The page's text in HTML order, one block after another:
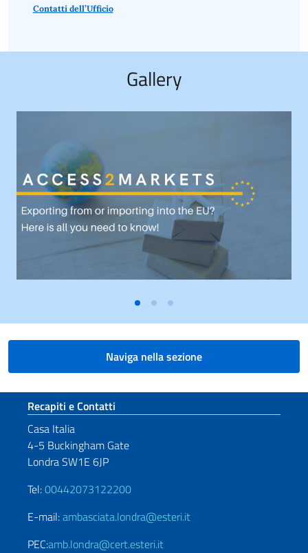
Contatti dell’Ufficio
Gallery
Naviga nella sezione
Sezione footer
Recapiti e Contatti
Casa Italia
4-5 Buckingham Gate
Londra SW1E 6JP
Tel:00442073122200
E-mail:ambasciata.londra@esteri.it
PEC:amb.londra@cert.esteri.it